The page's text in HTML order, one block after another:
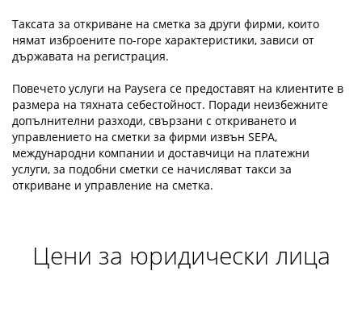
Таксата за откриване на сметка за други фирми, които
нямат изброените по-горе характеристики, зависи от
държавата на регистрация.
Повечето услуги на Paysera се предоставят на клиентите в
размера на тяхната себестойност. Поради неизбежните
допълнителни разходи, свързани с откриването и
управлението на сметки за фирми извън SEPA,
международни компании и доставчици на платежни
услуги, за подобни сметки се начисляват такси за
откриване и управление на сметка.
Цени за юридически лица